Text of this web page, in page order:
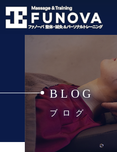
BLOG
ブログ